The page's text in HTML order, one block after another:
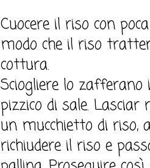
Cuocere il riso con
modo che il riso
cottura.
Sciogliere lo
pizzico di sale.
un mucchietto di riso,
richiudere il riso e